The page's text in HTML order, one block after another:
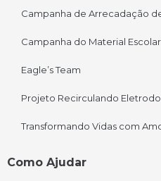
Campanha de Arrecadação
Campanha do Material Escolar
Eagle’s Team
Projeto Recirculando
Transformando Vidas com
Como Ajudar